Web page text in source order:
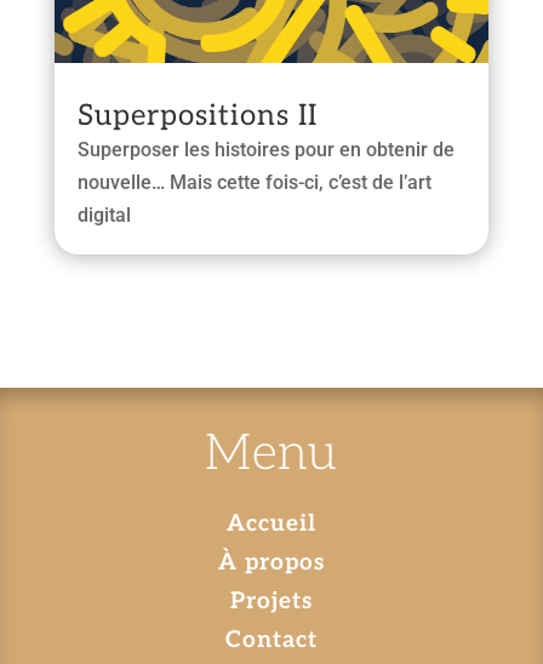
Superpositions II
Superposer les histoires pour en obtenir de
nouvelle… Mais cette fois-ci, c’est de l’art
digital
Menu
Accueil
À propos
Projets
Contact